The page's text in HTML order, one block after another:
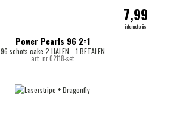
Power Pearls 96 2=1
96 schots cake 2 HALEN = 1 BETALEN
art. nr.02118-set
7,99
internetprijs